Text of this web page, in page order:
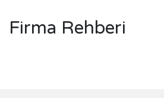
Firma Rehberi